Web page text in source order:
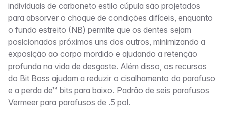
individuais de carboneto estilo cúpula são projetados
para absorver o choque de condições difíceis, enquanto
o fundo estreito (NB) permite que os dentes sejam
posicionados próximos uns dos outros, minimizando a
exposição ao corpo mordido e ajudando a retenção
profunda na vida de desgaste. Além disso, os recursos
do Bit Boss ajudam a reduzir o cisalhamento do parafuso
e a perda de™ bits para baixo. Padrão de seis parafusos
Vermeer para parafusos de .5 pol.